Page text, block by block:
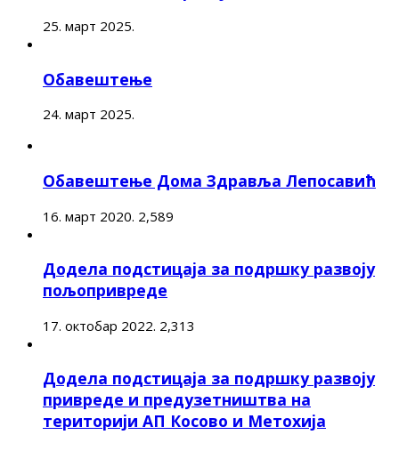
25. март 2025.
Обавештење
24. март 2025.
Обавештење Дома Здравља Лепосавић
16. март 2020. 2,589
Додела подстицаја за подршку развоју
пољопривреде
17. октобар 2022. 2,313
Додела подстицаја за подршку развоју
привреде и предузетништва на
територији АП Косово и Метохија